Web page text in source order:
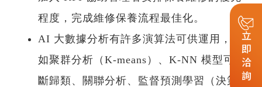
程度，完成維修保養流程最佳化。
AI 大數據分析有許多演算法可供運用，比
如聚群分析（K-means）、K-NN 模型可判
斷歸類、關聯分析、監督預測學習（決策
立即洽詢